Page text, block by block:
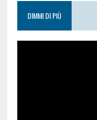
DIMMI DI PIÙ